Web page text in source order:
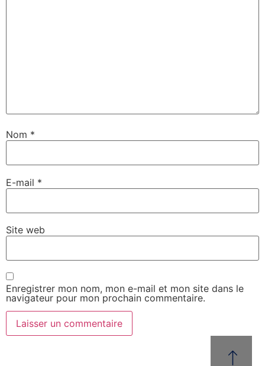
Nom *
E-mail *
Site web
Enregistrer mon nom, mon e-mail et mon site dans le
navigateur pour mon prochain commentaire.